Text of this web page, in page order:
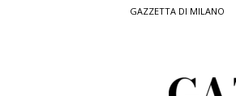
GAZZETTA DI MILANO